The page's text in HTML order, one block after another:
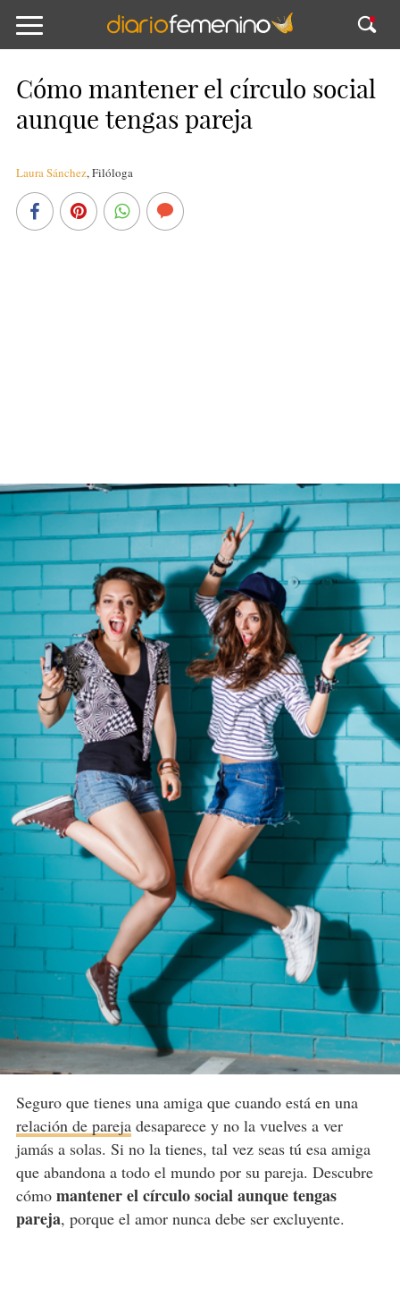
Cómo mantener el círculo social
aunque tengas pareja
Laura Sánchez,Filóloga
Seguro que tienes una amiga que cuando está en una
relación de parejadesaparece y no la vuelves a ver
jamás a solas. Si no la tienes, tal vez seas tú esa amiga
que abandona a todo el mundo por su pareja. Descubre
cómo mantener el círculo social aunque tengas
pareja, porque el amor nunca debe ser excluyente.